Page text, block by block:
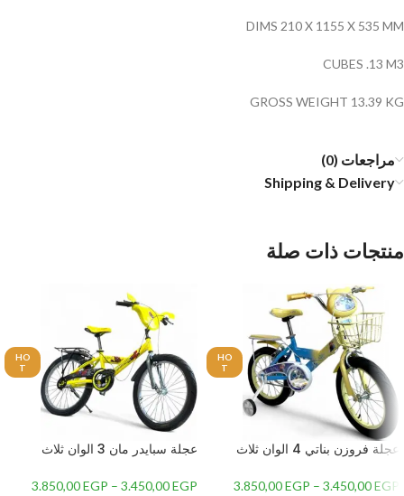
DIMS 210 X 1155 X 535 MM
CUBES .13 M3
GROSS WEIGHT 13.39 KG
مراجعات (0)
Shipping & Delivery
منتجات ذات صلة
HO
T
عجلة فروزن بناتي 4 الوان ثلاث
الي 12 سنة 3.450,00EGP
–
3.850,00EGP
HO
T
عجلة سبايدر مان 3 الوان ثلاث
الي 12 سنة تصدر صوت ونور 3.450,00EGP
–
3.850,00EGP